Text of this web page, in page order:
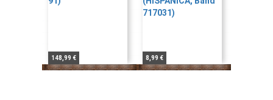
148,99 € 8,99 €